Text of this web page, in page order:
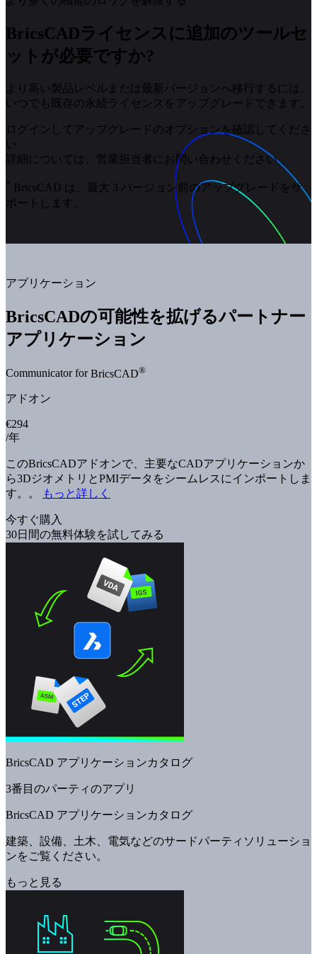
BricsCADライセンスに追加のツールセ
ットが必要ですか?
より高い製品レベルまたは最新バージョンへ移行するには、
いつでも既存の永続ライセンスをアップグレードできます。
ログインしてアップグレードのオプションを確認してくださ
い
詳細については、営業担当者にお問い合わせください
*
BricsCAD は、最大 3 バージョン前のアップグレードをサ
ポートします。
アプリケーション
BricsCADの可能性を拡げるパートナー
アプリケーション
Communicator forBricsCAD®
アドオン
€294
/年
このBricsCADアドオンで、主要なCADアプリケーションか
ら3DジオメトリとPMIデータをシームレスにインポートしま
す。。
もっと詳しく
今すぐ購入
30日間の無料体験を試してみる
BricsCAD アプリケーションカタログ
3番目のパーティのアプリ
BricsCAD アプリケーションカタログ
建築、設備、土木、電気などのサードパーティソリューショ
ンをご覧ください。
もっと見る